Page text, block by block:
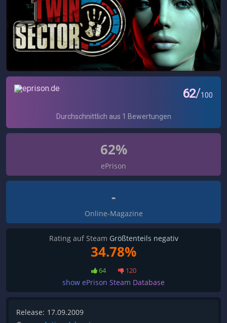
62%
ePrison
-
Online-Magazine
Rating auf Steam Größtenteils negativ
34.78%
64 120
show ePrison Steam Database
Release: 17.09.2009